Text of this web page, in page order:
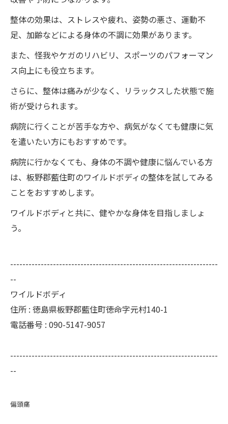
整体の効果は、ストレスや疲れ、姿勢の悪さ、運動不
足、加齢などによる身体の不調に効果があります。
また、怪我やケガのリハビリ、スポーツのパフォーマン
ス向上にも役立ちます。
さらに、整体は痛みが少なく、リラックスした状態で施
術が受けられます。
病院に行くことが苦手な方や、病気がなくても健康に気
を遣いたい方にもおすすめです。
病院に行かなくても、身体の不調や健康に悩んでいる方
は、板野郡藍住町のワイルドボディの整体を試してみる
ことをおすすめします。
ワイルドボディと共に、健やかな身体を目指しましょ
う。
--------------------------------------------------------------------
--
ワイルドボディ
住所 : 徳島県板野郡藍住町徳命字元村140-1
電話番号 : 090-5147-9057
--------------------------------------------------------------------
--
偏頭痛